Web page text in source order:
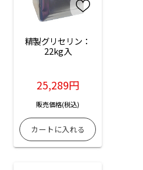
精製グリセリン：
22kg入
25,289円
販売価格(税込)